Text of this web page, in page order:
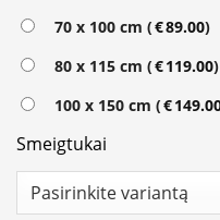
70 x 100 cm (€89.00)
80 x 115 cm (€119.00)
100 x 150 cm (€
Smeigtukai